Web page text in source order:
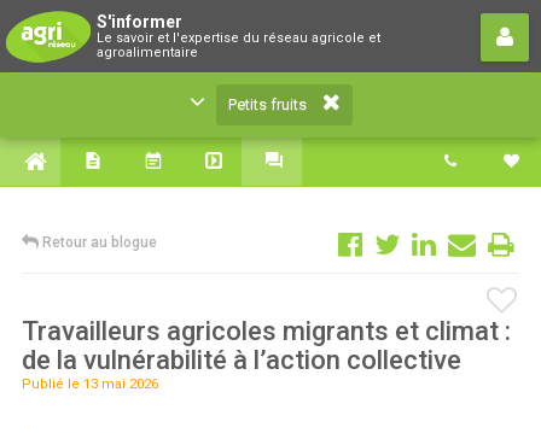
S'informer
Le savoir et l'expertise du réseau agricole et
agroalimentaire
Le savoir et l'expertise du réseau agricole et
agroalimentaire
Petits fruits
Retour au blogue
Travailleurs agricoles migrants et climat :
de la vulnérabilité à l’action collective
Publié le 13 mai 2026